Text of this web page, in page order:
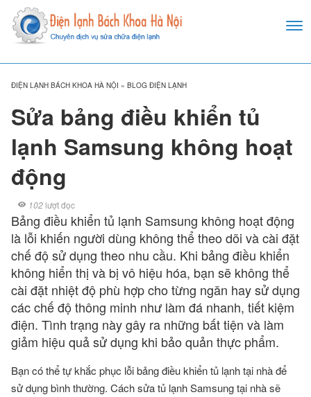
ĐIỆN LẠNH BÁCH KHOA HÀ NỘI » BLOG ĐIỆN LẠNH
Sửa bảng điều khiển tủ
lạnh Samsung không hoạt
động
102 lượt đọc
Bảng điều khiển tủ lạnh Samsung không hoạt động
là lỗi khiến người dùng không thể theo dõi và cài đặt
chế độ sử dụng theo nhu cầu. Khi bảng điều khiển
không hiển thị và bị vô hiệu hóa, bạn sẽ không thể
cài đặt nhiệt độ phù hợp cho từng ngăn hay sử dụng
các chế độ thông minh như làm đá nhanh, tiết kiệm
điện. Tình trạng này gây ra những bất tiện và làm
giảm hiệu quả sử dụng khi bảo quản thực phẩm.
Bạn có thể tự khắc phục lỗi bảng điều khiển tủ lạnh tại nhà để
sử dụng bình thường. Cách sửa tủ lạnh Samsung tại nhà sẽ